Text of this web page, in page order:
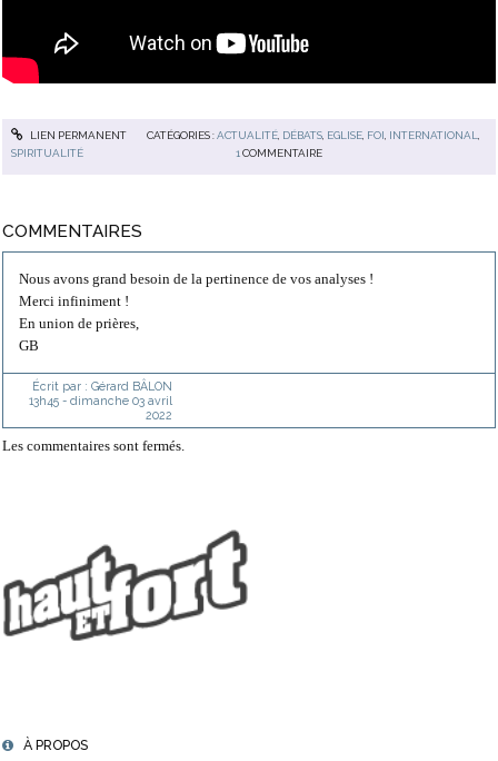
À PROPOS
LIEN PERMANENT CATÉGORIES :ACTUALITÉ, DÉBATS, EGLISE, FOI INTERNATIONAL
SPIRITUALITÉ
1 COMMENTAIRE
COMMENTAIRES
Nous avons grand besoin de la pertinence de vos analyses !
Merci infiniment !
En union de prières,
GB
Écrit par : Gérard BÂLON
13h45- dimanche 03 avril
2022
Les commentaires sont fermés.